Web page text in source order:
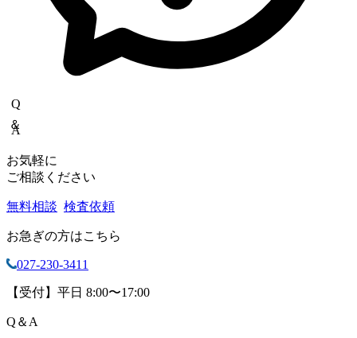
Q＆A
お気軽に
ご相談ください
無料相談 検査依頼
お急ぎの方はこちら
027-230-3411
【受付】平日 8:00〜17:00
Q ＆ A